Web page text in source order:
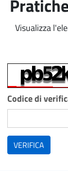
Visualizza
Codice di
VERIFICA